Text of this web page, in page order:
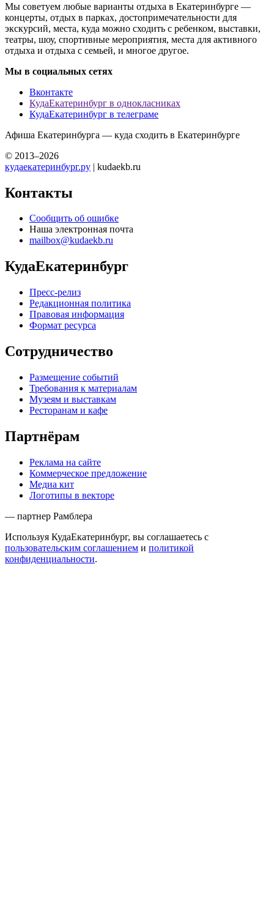
Мы советуем любые варианты отдыха в Екатеринбурге —
концерты, отдых в парках, достопримечательности для
экскурсий, места, куда можно сходить с ребенком, выставки,
театры, шоу, спортивные мероприятия, места для активного
отдыха и отдыха с семьей, и многое другое.
Мы в социальных сетях
Вконтакте
КудаЕкатеринбург в однокласниках
КудаЕкатеринбург в телеграме
Афиша Екатеринбурга — куда сходить в Екатеринбурге
© 2013–2026
кудаекатеринбург.ру | kudaekb.ru
Контакты
Сообщить об ошибке
Наша электронная почта
mailbox@kudaekb.ru
КудаЕкатеринбург
Пресс-релиз
Редакционная политика
Правовая информация
Формат ресурса
Сотрудничество
Размещение событий
Требования к материалам
Музеям и выставкам
Ресторанам и кафе
Партнёрам
Реклама на сайте
Коммерческое предложение
Медиа кит
Логотипы в векторе
— партнер Рамблера
Используя КудаЕкатеринбург, вы соглашаетесь с
пользовательским соглашением и политикой
конфиденциальности.